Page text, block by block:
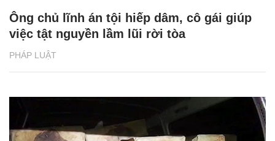
PHÁP LUẬT
Ông chủ lĩnh án tội hiếp dâm, cô gái giúp
việc tật nguyền lầm lũi rời tòa